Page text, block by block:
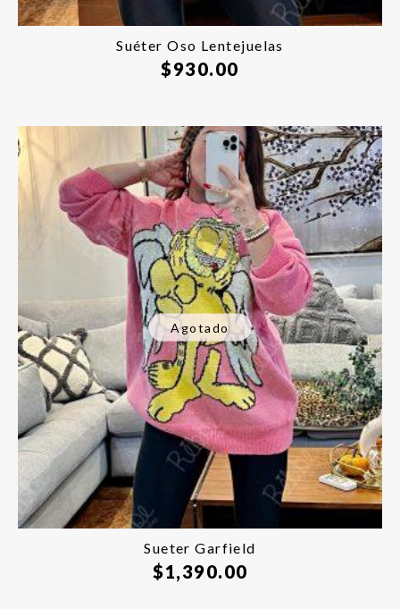
Suéter Oso Lentejuelas
$930.00
Agotado
Sueter Garfield
$1,390.00